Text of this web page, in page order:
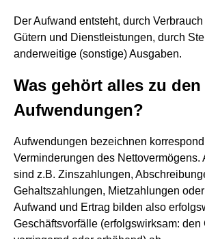
Der Aufwand entsteht, durch
Gütern und Dienstleistungen, durch
anderweitige (sonstige) Ausgaben.
Was gehört alles zu den
Aufwendungen?
Aufwendungen bezeichnen
Verminderungen des Nettovermögens.
sind z.B. Zinszahlungen,
Gehaltszahlungen, Mietzahlungen
Aufwand und Ertrag bilden also
Geschäftsvorfälle (erfolgswirksam: den